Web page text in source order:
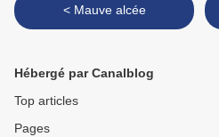
< Mauve alcée
Hébergé par Canalblog
Top articles
Pages